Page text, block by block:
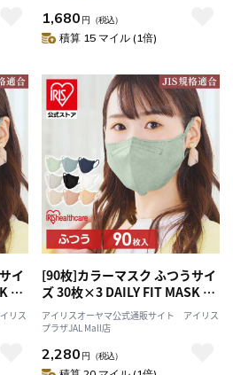
1,680 円 （税込）
積算 15 マイル (1倍)
イ
ピ
リス
[90枚]カラーマスク ふつうサイ
ズ 30枚×3 DAILY FIT MASK シ
ルクベージュ
アイリスオーヤマ公式通販サイト アイリス
プラザJAL Mall店
2,280 円 （税込）